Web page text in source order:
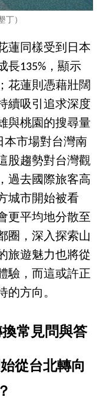
丁）
蓮同樣受到日本
長135%，顯示
花蓮則憑藉壯闊
續吸引追求深度
與桃園的搜尋量
本市場對台灣南
股趨勢對台灣觀
過去國際旅客高
城市開始被看
更平均地分散至
圈，深入探索山
旅遊魅力也將從
驗，而這或許正
的方向。
常見問與答
從台北轉向